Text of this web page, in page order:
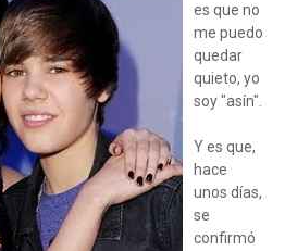
es que no
me puedo
quedar
quieto, yo
soy "asín".
Y es que,
hace
unos días,
se
confirmó